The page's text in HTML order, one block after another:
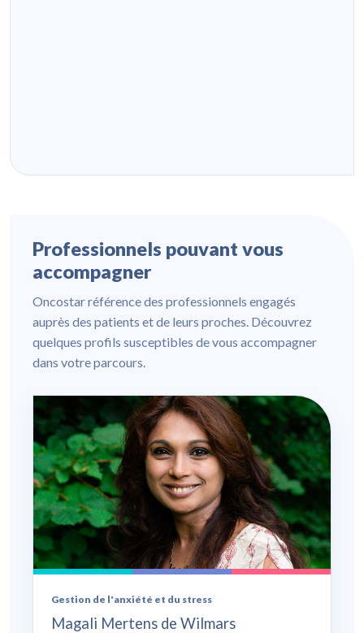
Professionnels pouvant vous
accompagner
Oncostar référence des professionnels engagés
auprès des patients et de leurs proches. Découvrez
quelques profils susceptibles de vous accompagner
dans votre parcours.
Gestion de l'anxiété et du stress
Magali Mertens de Wilmars